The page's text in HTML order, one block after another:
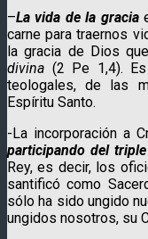
–La vida de la gracia
carne para traernos
la gracia de Dios
divina (2 Pe 1,4).
teologales, de las
Espíritu Santo.
-La incorporación a
participan­do del
Rey, es decir, los
santificó como
sólo ha sido ungido
ungidos nosotros, su